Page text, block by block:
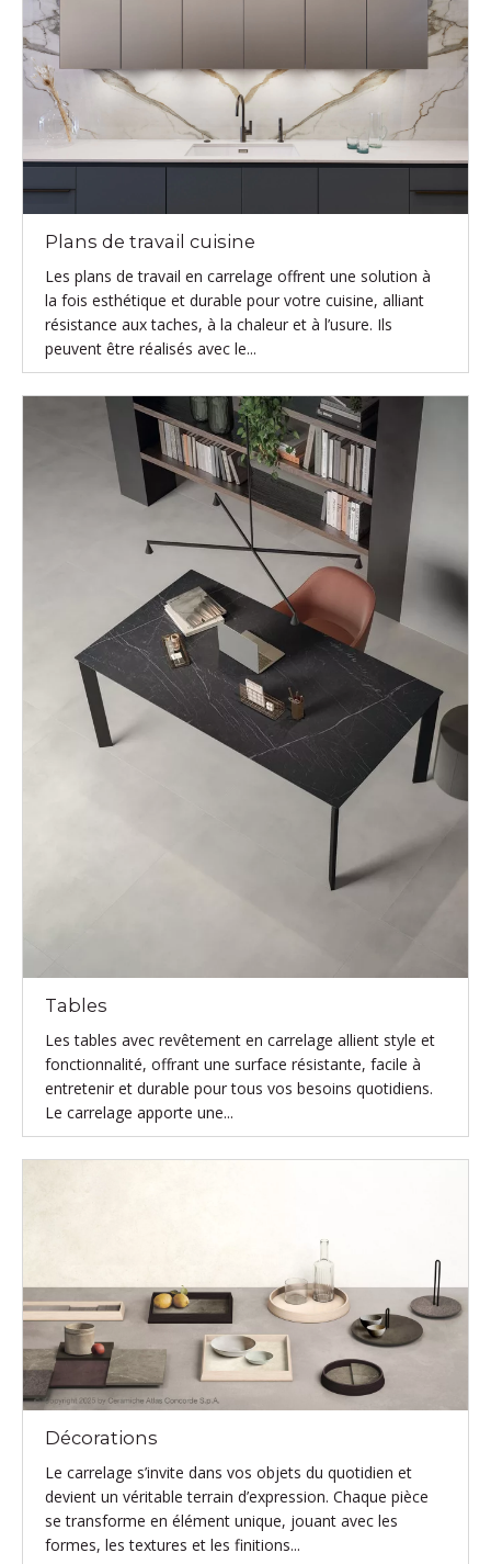
Plans de travail cuisine
Les plans de travail en carrelage offrent une solution à
la fois esthétique et durable pour votre cuisine, alliant
résistance aux taches, à la chaleur et à l’usure. Ils
peuvent être réalisés avec le...
Tables
Les tables avec revêtement en carrelage allient style et
fonctionnalité, offrant une surface résistante, facile à
entretenir et durable pour tous vos besoins quotidiens.
Le carrelage apporte une...
Décorations
Le carrelage s’invite dans vos objets du quotidien et
devient un véritable terrain d’expression. Chaque pièce
se transforme en élément unique, jouant avec les
formes, les textures et les finitions...